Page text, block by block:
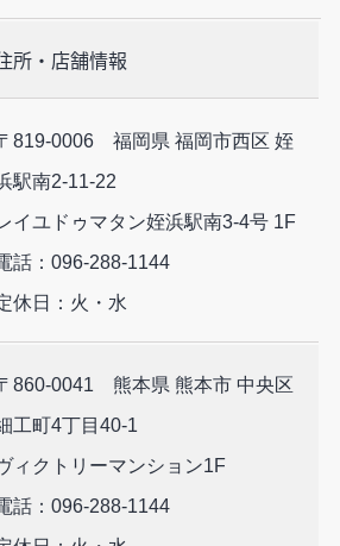
所・店舗情報
819-0006 福岡県 福岡市西区 姪
駅南2-11-22
イユドゥマタン姪浜駅南3-4号 1F
話：096-288-1144
休日：火・水
860-0041 熊本県 熊本市 中央区
工町4丁目40-1
ィクトリーマンション1F
話：096-288-1144